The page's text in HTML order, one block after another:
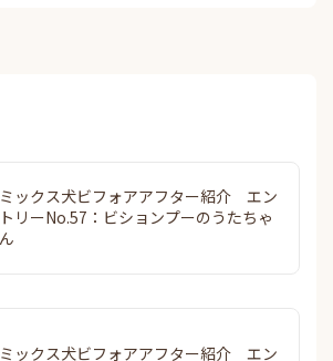
ミックス犬ビフォアアフター紹介 エン
トリーNo.57：ビションプーのうたちゃ
ん
ミックス犬ビフォアアフター紹介 エン